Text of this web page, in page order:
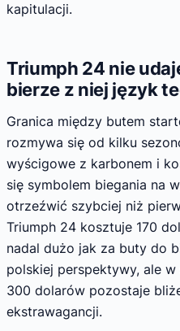
kapitulacji.
Triumph 24 nie
bierze z niej język
Granica między butem
rozmywa się od kilku
wyścigowe z karbonem i
się symbolem biegania na
otrzeźwić szybciej niż
Triumph 24 kosztuje 170
nadal dużo jak za buty do
polskiej perspektywy, ale
300 dolarów pozostaje
ekstrawagancji.